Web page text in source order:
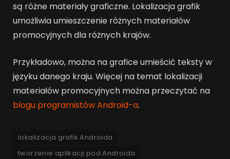
są różne materiały graficzne. Lokalizacja grafik
umożliwia umieszczenie różnych materiałów
promocyjnych dla różnych krajów.
Przykładowo, można na grafice umieścić teksty w
języku danego kraju. Więcej na temat lokalizacji
materiałów promocyjnych można przeczytać na
blogu programistów Android-a.
lokalizacja grafik Androida
tworzenie aplikacji pod Androida